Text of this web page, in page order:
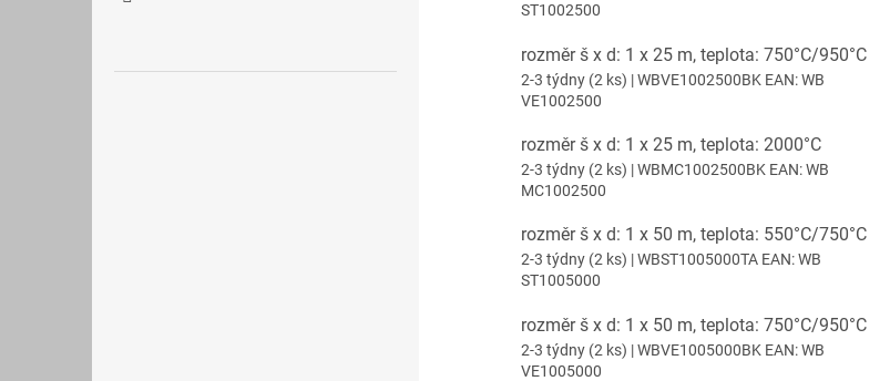
ST1002500
rozměr š x d: 1 x 25 m, teplota: 750°C/950°C
2-3 týdny (2 ks) | WBVE1002500BK EAN:WB
VE1002500
rozměr š x d: 1 x 25 m, teplota: 2000°C
2-3 týdny (2 ks) | WBMC1002500BK EAN:WB
MC1002500
rozměr š x d: 1 x 50 m, teplota: 550°C/750°C
2-3 týdny (2 ks) | WBST1005000TA EAN:WB
ST1005000
rozměr š x d: 1 x 50 m, teplota: 750°C/950°C
2-3 týdny (2 ks) | WBVE1005000BK EAN:WB
VE1005000